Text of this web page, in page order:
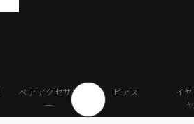
ペアアクセサリ
ー
ピアス
イヤ